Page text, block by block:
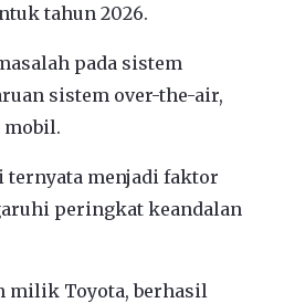
tahun 2026.
pada sistem
sistem over-the-air,
mobil.
ternyata menjadi faktor
peringkat keandalan
milik Toyota, berhasil